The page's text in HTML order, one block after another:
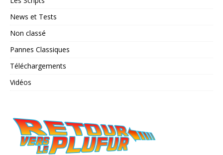
News et Tests
Non classé
Pannes Classiques
Téléchargements
Vidéos